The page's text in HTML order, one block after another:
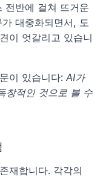
전반에 걸쳐 뜨거운
대중화되면서, 도
이 엇갈리고 있습니
이 있습니다: AI가
창적인 것으로 볼 수
재합니다. 각각의